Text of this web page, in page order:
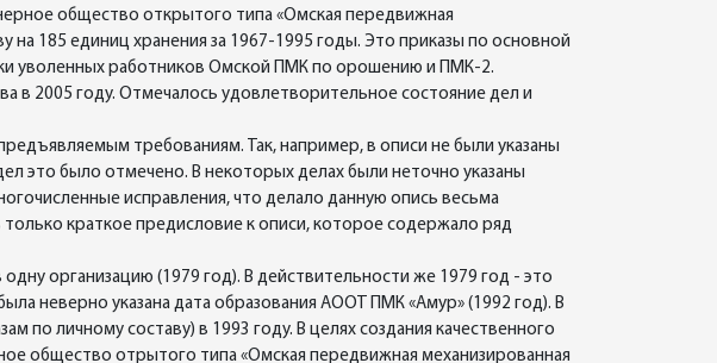
общество открытого типа «Омская передвижная
185 единиц хранения за 1967-1995 годы. Это приказы по основной
уволенных работников Омской ПМК по орошению и ПМК-2.
в 2005 году. Отмечалось удовлетворительное состояние дел и
требованиям. Так, например, в описи не были указаны
это было отмечено. В некоторых делах были неточно указаны
исправления, что делало данную опись весьма
краткое предисловие к описи, которое содержало ряд
организацию (1979 год). В действительности же 1979 год - это
неверно указана дата образования АООТ ПМК «Амур» (1992 год). В
личному составу) в 1993 году. В целях создания качественного
общество отрытого типа «Омская передвижная механизированная